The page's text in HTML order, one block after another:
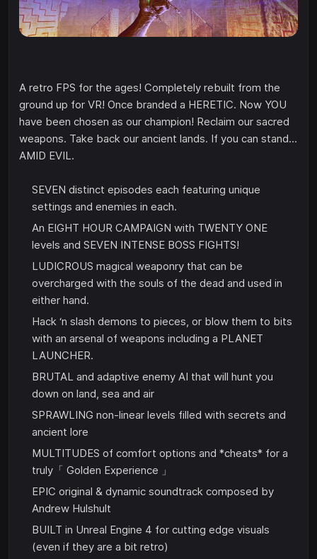
A retro FPS for the ages! Completely rebuilt from the
ground up for VR! Once branded a HERETIC. Now YOU
have been chosen as our champion! Reclaim our sacred
weapons. Take back our ancient lands. If you can stand...
AMID EVIL.
SEVEN distinct episodes each featuring unique
settings and enemies in each.
An EIGHT HOUR CAMPAIGN with TWENTY ONE
levels and SEVEN INTENSE BOSS FIGHTS!
LUDICROUS magical weaponry that can be
overcharged with the souls of the dead and used in
either hand.
Hack ‘n slash demons to pieces, or blow them to bits
with an arsenal of weapons including a PLANET
LAUNCHER.
BRUTAL and adaptive enemy AI that will hunt you
down on land, sea and air
SPRAWLING non-linear levels filled with secrets and
ancient lore
MULTITUDES of comfort options and *cheats* for a
truly「 Golden Experience 」
EPIC original & dynamic soundtrack composed by
Andrew Hulshult
BUILT in Unreal Engine 4 for cutting edge visuals
(even if they are a bit retro)